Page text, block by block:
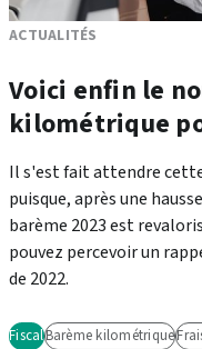
ACTUALITÉS
Voici enfin le
kilométrique
Il s'est fait attendre
puisque, après une
barème 2023 est
pouvez percevoir un
de 2022.
FiscalBarème kilométrique